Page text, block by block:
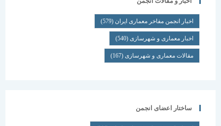
اخبار انجمن مفاخر معماری ایران (579)
اخبار معماری و شهرسازی(540)
مقالات معماری و شهرسازی(167)
ساختار اعضای انجمن